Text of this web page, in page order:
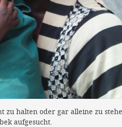
zu halten oder gar alleine zu
aufgesucht.